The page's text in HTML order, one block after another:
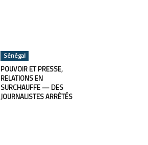
Sénégal
POUVOIR ET PRESSE,
RELATIONS EN
SURCHAUFFE — DES
JOURNALISTES ARRÊTÉS